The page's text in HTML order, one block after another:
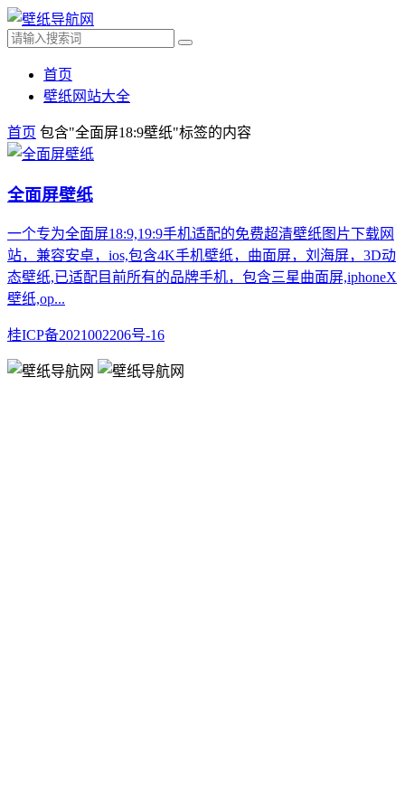
首页
壁纸网站大全
首页 包含"全面屏18:9壁纸"标签的内容
全面屏壁纸
一个专为全面屏18:9,19:9手机适配的免费超清壁纸图片下载网
站，兼容安卓，ios,包含4K手机壁纸，曲面屏，刘海屏，3D动
态壁纸,已适配目前所有的品牌手机，包含三星曲面屏,iphoneX
壁纸,op...
桂ICP备2021002206号-16